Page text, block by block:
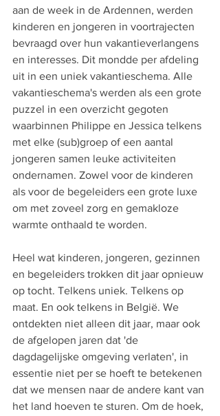
aan de week in de Ardennen, werden
kinderen en jongeren in voortrajecten
bevraagd over hun vakantieverlangens
en interesses. Dit mondde per afdeling
uit in een uniek vakantieschema. Alle
vakantieschema's werden als een grote
puzzel in een overzicht gegoten
waarbinnen Philippe en Jessica telkens
met elke (sub)groep of een aantal
jongeren samen leuke activiteiten
ondernamen. Zowel voor de kinderen
als voor de begeleiders een grote luxe
om met zoveel zorg en gemakloze
warmte onthaald te worden.
Heel wat kinderen, jongeren, gezinnen
en begeleiders trokken dit jaar opnieuw
op tocht. Telkens uniek. Telkens op
maat. En ook telkens in België. We
ontdekten niet alleen dit jaar, maar ook
de afgelopen jaren dat 'de
dagdagelijske omgeving verlaten', in
essentie niet per se hoeft te betekenen
dat we mensen naar de andere kant van
het land hoeven te sturen. Om de hoek,